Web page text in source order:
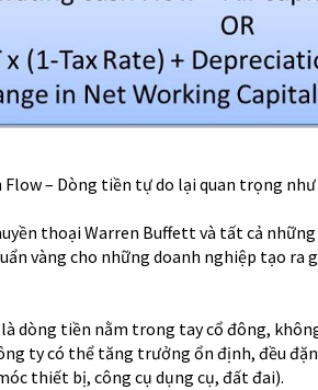
Flow – Dòng tiền tự do lại quan trọng như
thoại Warren Buffett và tất cả
vàng cho những doanh nghiệp tạo ra
dòng tiền nằm trong tay cổ đông,
ty có thể tăng trưởng ổn định, đều
thiết bị, công cụ dụng cụ, đất đai).